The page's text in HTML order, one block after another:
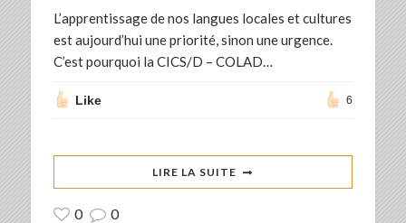
L’apprentissage de nos langues locales et cultures
est aujourd’hui une priorité, sinon une urgence.
C’est pourquoi la CICS/D – COLAD…
Like 6
LIRE LA SUITE
0 0